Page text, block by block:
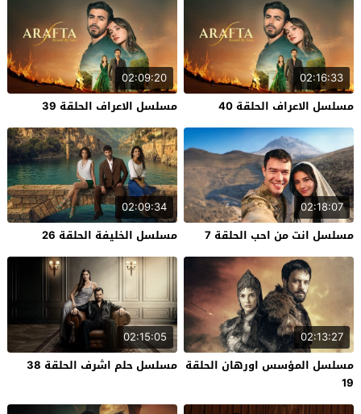
02:16:33
مسلسل الاعراف الحلقة 40
02:09:20
مسلسل الاعراف الحلقة 39
02:18:07
مسلسل انت من احب الحلقة 7
02:09:34
مسلسل الخليفة الحلقة 26
02:13:27
مسلسل المؤسس اورهان الحلقة
19
02:15:05
مسلسل حلم اشرف الحلقة 38